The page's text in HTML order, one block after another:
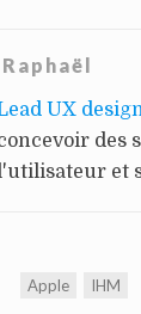
Raphaël
UX
des
et
Apple IHM